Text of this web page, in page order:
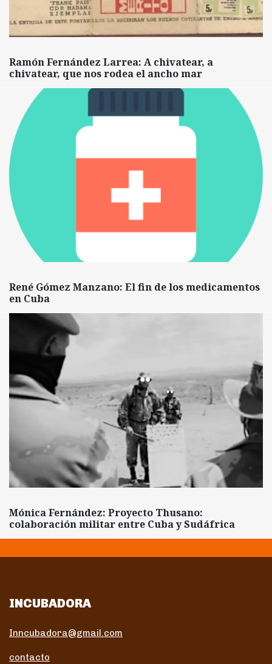
Ramón Fernández Larrea: A chivatear, a
chivatear, que nos rodea el ancho mar
René Gómez Manzano: El fin de los medicamentos
en Cuba
Mónica Fernández: Proyecto Thusano:
colaboración militar entre Cuba y Sudáfrica
INCUBADORA
Inncubadora@gmail.com
contacto